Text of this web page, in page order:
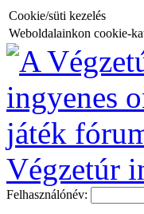
Cookie/süti kezelés
Weboldalainkon cookie-
Végzetúr
Felhasználónév: